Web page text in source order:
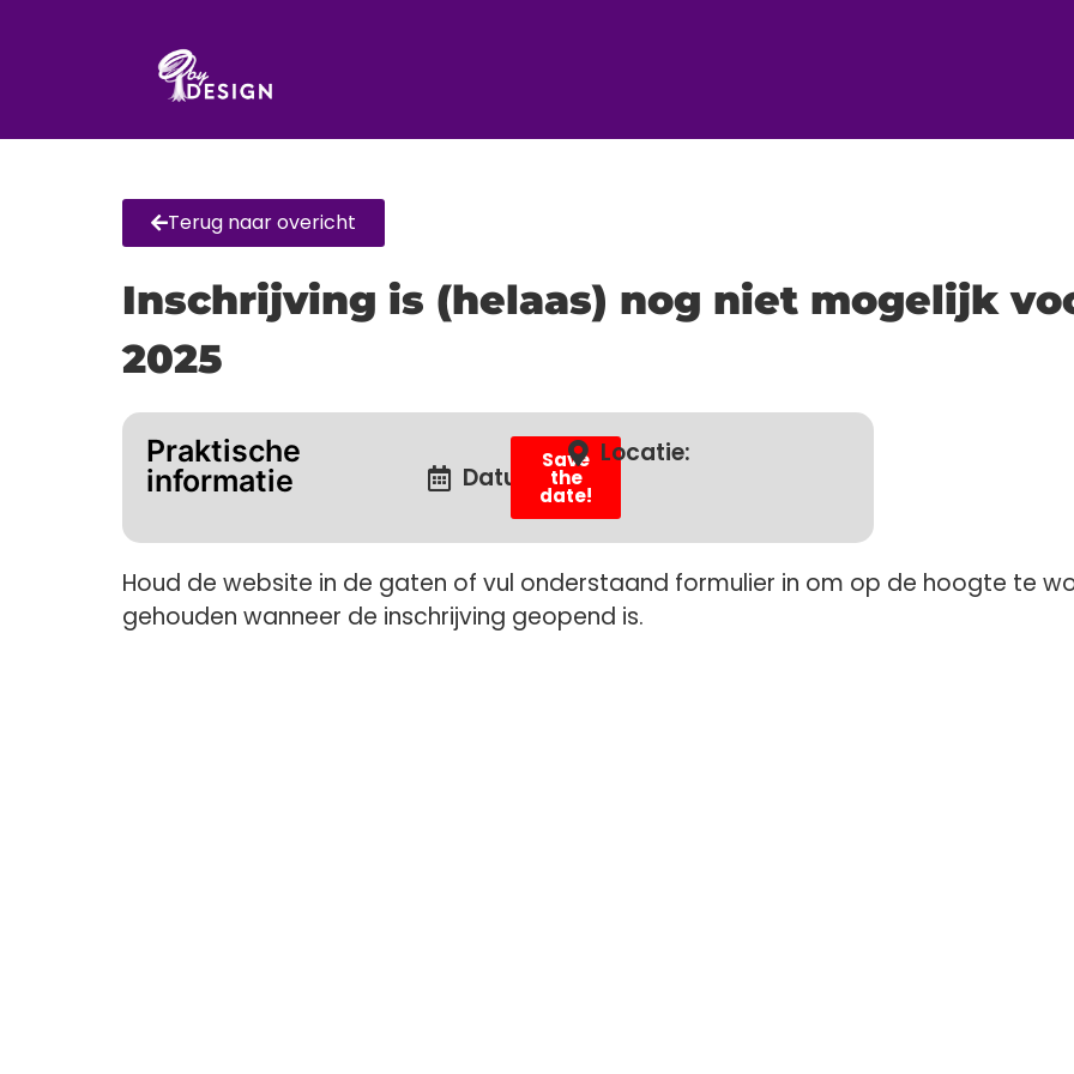
Terug naar overicht
Inschrijving is (helaas) nog niet mogelijk
2025
Praktische
informatie
Datum:
Save
the
date!
Locatie:
Houd de website in de gaten of vul onderstaand formulier in om op de hoogte te
gehouden wanneer de inschrijving geopend is.